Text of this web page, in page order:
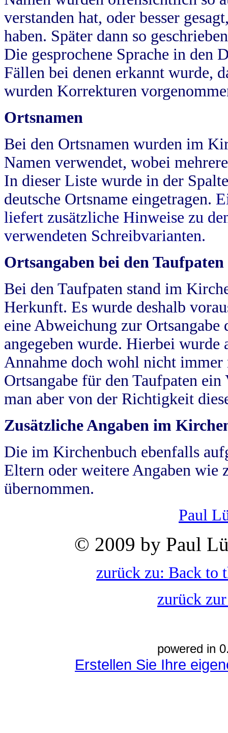
verstanden hat, oder besser
haben. Später dann so
Die gesprochene Sprache in
Fällen bei denen erkannt wurde,
wurden Korrekturen
Ortsnamen
Bei den Ortsnamen wurden im
Namen verwendet, wobei
In dieser Liste wurde in der
deutsche Ortsname eingetragen.
liefert zusätzliche Hinweise zu
verwendeten Schreibvarianten.
Ortsangaben bei den Taufpaten
Bei den Taufpaten stand im
Herkunft. Es wurde deshalb
eine Abweichung zur
angegeben wurde. Hierbei wurde
Annahme doch wohl nicht
Ortsangabe für den Taufpaten
man aber von der Richtigkeit
Zusätzliche Angaben im
Die im Kirchenbuch ebenfalls
Eltern oder weitere Angaben wie
übernommen.
Paul
© 2009 by Paul
zurück zu: Back to
zurück
powered in
Erstellen Sie Ihre